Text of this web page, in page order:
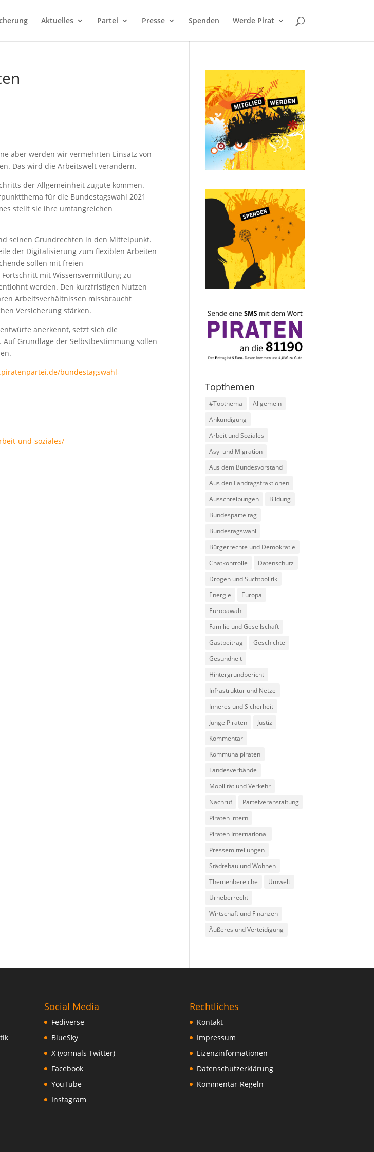
Aktuelles Partei Presse Spenden Werde Pirat
aber werden wir vermehrten Einsatz von
Das wird die Arbeitswelt verändern.
der Allgemeinheit zugute kommen.
für die Bundestagswahl 2021
stellt sie ihre umfangreichen
seinen Grundrechten in den Mittelpunkt.
der Digitalisierung zum flexiblen Arbeiten
sollen mit freien
mit Wissensvermittlung zu
werden. Den kurzfristigen Nutzen
Arbeitsverhältnissen missbraucht
Versicherung stärken.
anerkennt, setzt sich die
Grundlage der Selbstbestimmung sollen
bundestagswahl-
und-soziales/
Topthemen
#Topthema
Allgemein
Ankündigung
Arbeit und Soziales
Asyl und Migration
Aus dem Bundesvorstand
Aus den Landtagsfraktionen
Ausschreibungen
Bildung
Bundesparteitag
Bundestagswahl
Bürgerrechte und Demokratie
Chatkontrolle
Datenschutz
Drogen und Suchtpolitik
Energie
Europa
Europawahl
Familie und Gesellschaft
Gastbeitrag
Geschichte
Gesundheit
Hintergrundbericht
Infrastruktur und Netze
Inneres und Sicherheit
Junge Piraten
Justiz
Kommentar
Kommunalpiraten
Landesverbände
Mobilität und Verkehr
Nachruf
Parteiveranstaltung
Piraten intern
Piraten International
Pressemitteilungen
Städtebau und Wohnen
Themenbereiche
Umwelt
Urheberrecht
Wirtschaft und Finanzen
Äußeres und Verteidigung
Social Media
Fediverse
BlueSky
X (vormals Twitter)
Facebook
YouTube
Instagram
Rechtliches
Kontakt
Impressum
Lizenzinformationen
Datenschutzerklärung
Kommentar-Regeln